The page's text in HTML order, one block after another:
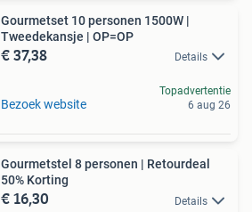
Gourmetset 10 personen 1500W |
Tweedekansje | OP=OP
€ 37,38 Details
Bezoek website
Topadvertentie
6 aug 26
Gourmetstel 8 personen | Retourdeal
50% Korting
€ 16,30 Details